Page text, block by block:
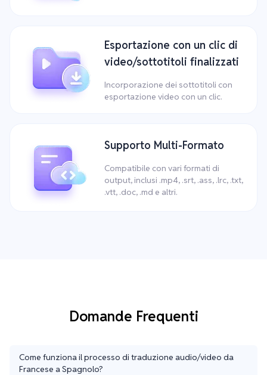
Esportazione con un clic di
video/sottotitoli finalizzati
Incorporazione dei sottotitoli con
esportazione video con un clic.
Supporto Multi-Formato
Compatibile con vari formati di
output, inclusi .mp4, .srt, .ass, .lrc, .txt,
.vtt, .doc, .md e altri.
Domande Frequenti
Come funziona il processo di traduzione audio/video da
Francese a Spagnolo?